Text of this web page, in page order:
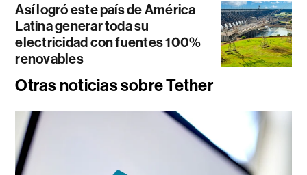
Así logró este país de América
Latina generar toda su
electricidad con fuentes 100%
renovables
Otras noticias sobre Tether